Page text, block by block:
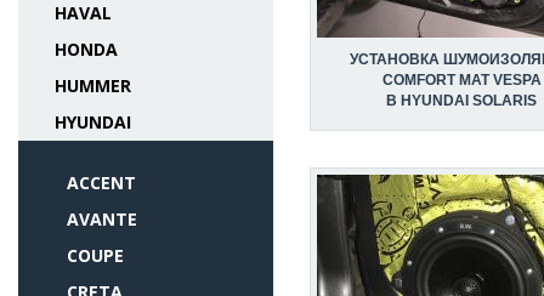
HAVAL
HONDA
HUMMER
HYUNDAI
ACCENT
AVANTE
COUPE
УСТАНОВКА
COMFORT MAT VESPA
В HYUNDAI SOLARIS